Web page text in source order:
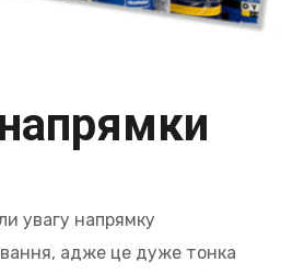
увагу напрямку
адже це дуже тонка